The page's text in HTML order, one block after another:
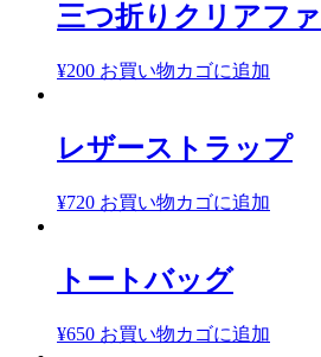
三つ折りクリアフ
¥200 お買い物カゴに追加
レザーストラップ
¥720 お買い物カゴに追加
トートバッグ
¥650 お買い物カゴに追加